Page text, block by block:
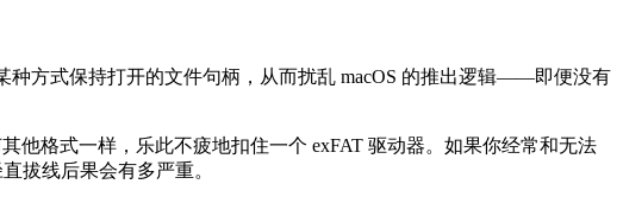
种方式保持打开的文件句柄，从而扰乱 macOS 的推出逻辑——即便没有
他格式一样，乐此不疲地扣住一个 exFAT 驱动器。如果你经常和无法
拔线后果会有多严重。